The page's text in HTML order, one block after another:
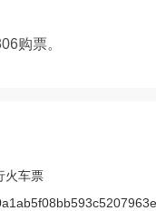
购票。
火车票